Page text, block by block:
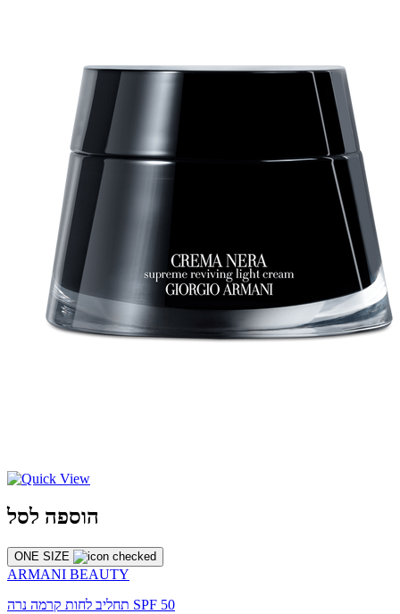
הוספה לסל
ONE SIZE
ARMANI BEAUTY
תחליב לחות קרמה נרה SPF 50